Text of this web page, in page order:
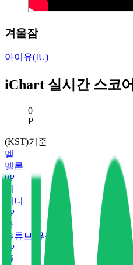
겨울잠
아이유(IU)
iChart 실시간 스코어
현재 스코어
0
P
(KST)기준
멜
멜론
0P
지니
P
유
유튜브 뮤직
P
플